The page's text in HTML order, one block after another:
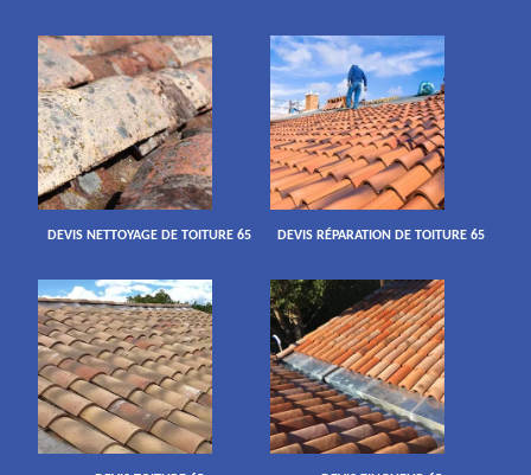
DEVIS NETTOYAGE DE TOITURE 65 DEVIS RÉPARATION DE TOITURE 65